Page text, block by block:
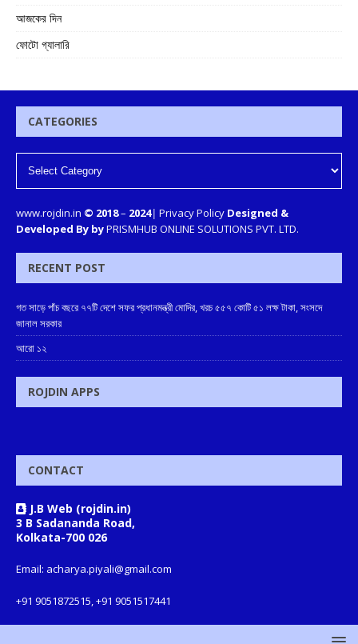
আজকের দিন
ফোটো গ্যালারি
CATEGORIES
www.rojdin.in © 2018– 2024| Privacy Policy Designed &
Developed By byPRISMHUB ONLINE SOLUTIONS PVT. LTD.
RECENT POST
গত সাড়ে পাঁচ বছরে ৭৭টি দেশে সফর প্রধানমন্ত্রী মোদির, খরচ ৫৫৭ কোটি ৫১ লক্ষ টাকা, সংসদে
জানাল সরকার
আরো ১২
ROJDIN APPS
CONTACT
J.B Web (rojdin.in)
3 B Sadananda Road,
Kolkata-700 026
Email: acharya.piyali@gmail.com
+91 9051872515, +91 9051517441